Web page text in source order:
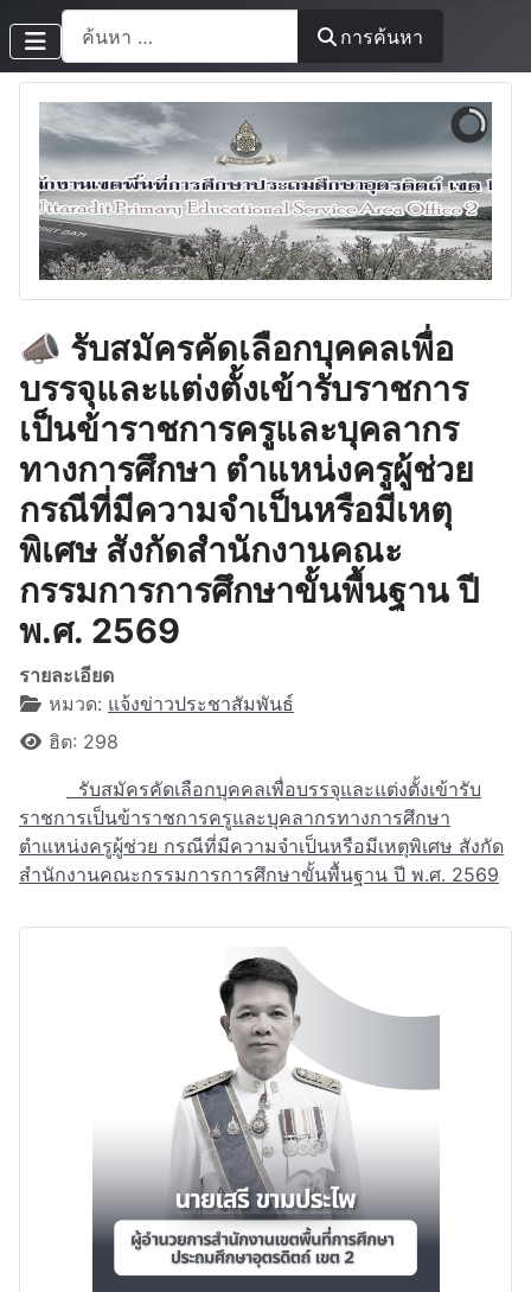
การค้นหา
การค้นหา
📣 รับสมัครคัดเลือกบุคคลเพื่อ
บรรจุและแต่งตั้งเข้ารับราชการ
เป็นข้าราชการครูและบุคลากร
ทางการศึกษา ตำแหน่งครูผู้ช่วย
กรณีที่มีความจำเป็นหรือมีเหตุ
พิเศษ สังกัดสำนักงานคณะ
กรรมการการศึกษาขั้นพื้นฐาน ปี
พ.ศ. 2569
รายละเอียด
หมวด: แจ้งข่าวประชาสัมพันธ์
ฮิต: 298
รับสมัครคัดเลือกบุคคลเพื่อบรรจุและแต่งตั้งเข้ารับ
ราชการเป็นข้าราชการครูและบุคลากรทางการศึกษา
ตำแหน่งครูผู้ช่วย กรณีที่มีความจำเป็นหรือมีเหตุพิเศษ สังกัด
สำนักงานคณะกรรมการการศึกษาขั้นพื้นฐาน ปี พ.ศ. 2569